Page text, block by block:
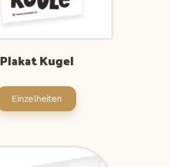
Plakat Kugel
Einzelheiten